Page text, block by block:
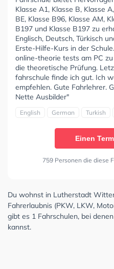
Klasse A1, Klasse B, Klasse
BE, Klasse B96, Klasse AM,
B197 und Klasse B197 zu
Englisch, Deutsch, Türkisch
Erste-Hilfe-Kurs in der
online-theorie tests am PC
die theoretische Prüfung.
fahrschule finde ich gut. Ich
empfehlen. Gute Fahrlehrer.
Nette Ausbilder"
English German Turkish
Einen
759 Personen die diese
Du wohnst in Lutherstadt
Fahrerlaubnis (PKW, LKW,
gibt es 1 Fahrschulen, bei
kannst.